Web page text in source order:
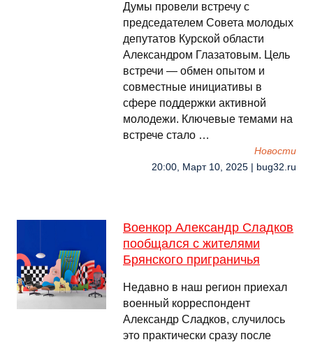
Думы провели встречу с
председателем Совета молодых
депутатов Курской области
Александром Глазатовым. Цель
встречи — обмен опытом и
совместные инициативы в
сфере поддержки активной
молодежи. Ключевые темами на
встрече стало …
Новости
20:00, Март 10, 2025 | bug32.ru
Военкор Александр Сладков
пообщался с жителями
Брянского приграничья
Недавно в наш регион приехал
военный корреспондент
Александр Сладков, случилось
это практически сразу после